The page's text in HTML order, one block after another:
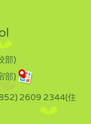
部)
部)
2609 2344(住